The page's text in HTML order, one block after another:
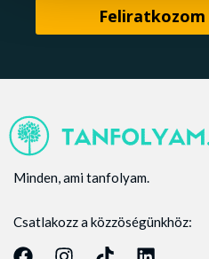
Minden, ami tanfolyam.
Csatlakozz a közzöségünkhöz: